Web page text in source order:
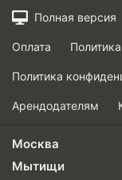
Качество
Полная версия
Оплата
Политика
Арендодателям
Москва
Мытищи